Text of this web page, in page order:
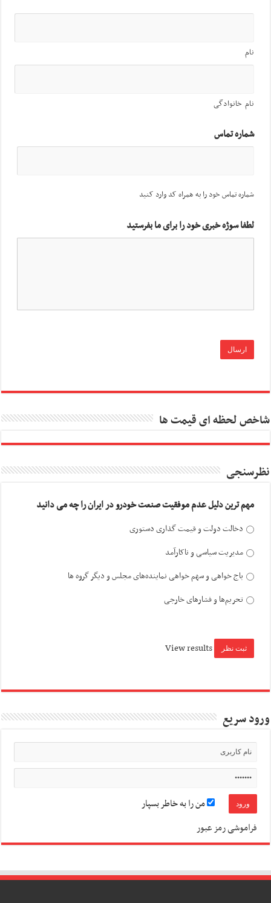
نام
نام خانوادگی
شماره تماس
شماره تماس خود را به همراه کد وارد کنید
لطفا سوژه خبری خود را برای ما بفرستید
شاخص لحظه ای قیمت ها
نظرسنجی
مهم ترین دلیل عدم موفقیت صنعت خودرو در ایران را چه می دانید
دخالت دولت و قیمت گذاری دستوری
مدیریت سیاسی و ناکارآمد
باج خواهی و سهم خواهی نماینده‌های مجلس و دیگر گروه ها
تحریم‌ها و فشارهای خارجی
View results
ورود سریع
من را به خاطر بسپار
فراموشی رمز عبور